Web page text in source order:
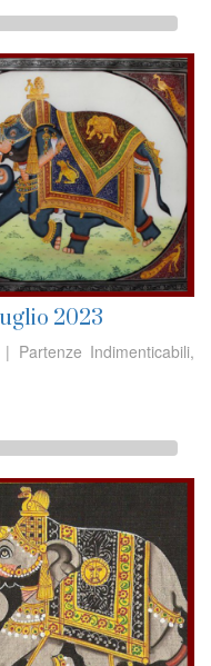
2023
Partenze Indimenticabili,